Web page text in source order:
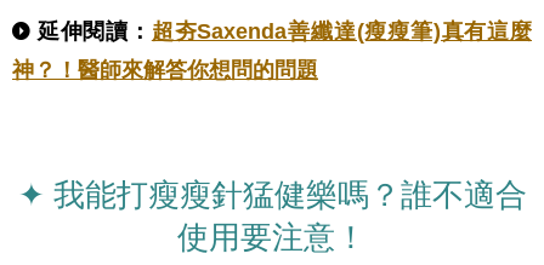
延伸閱讀 ： 超夯Saxenda善纖達(瘦瘦筆)真有這麼
神？！醫師來解答你想問的問題
✦ 我能打瘦瘦針猛健樂嗎？誰不適合
使用要注意！